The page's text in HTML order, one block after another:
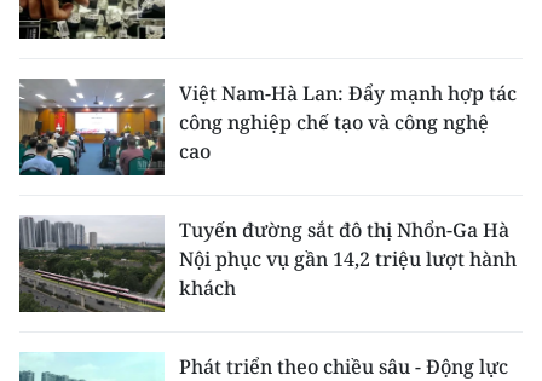
Việt Nam-Hà Lan: Đẩy mạnh hợp tác
công nghiệp chế tạo và công nghệ
cao
Tuyến đường sắt đô thị Nhổn-Ga Hà
Nội phục vụ gần 14,2 triệu lượt hành
khách
Phát triển theo chiều sâu - Động lực